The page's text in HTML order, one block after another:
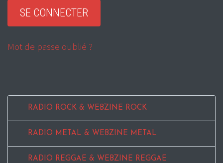
Mot de passe oublié ?
RADIO ROCK & WEBZINE ROCK
RADIO METAL & WEBZINE METAL
RADIO REGGAE & WEBZINE REGGAE